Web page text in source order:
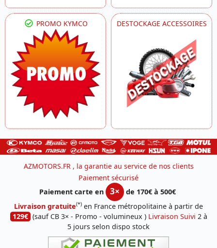
PROMO KYMCO DESTOCKAGE ACCESSOIRES
AZMOTORS.FR , la garantie au service de nos clients
Paiement sécurisé
Paiement carte en
3×
de 170€ à 500€
Livraison gratuite(*) en France métropolitaine à partir de
129€ (sauf CB 3× - Promo - volumineux ) Livraison Suivi 2 à
5 jours selon dispo stock